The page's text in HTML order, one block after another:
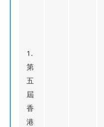
1.
第
五
屆
香
港